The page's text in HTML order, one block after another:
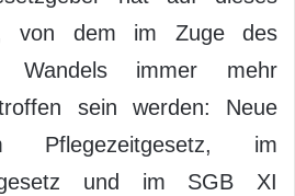
von dem im Zuge des
Wandels immer mehr
sein werden: Neue
Pflegezeitgesetz, im
und im SGB XI